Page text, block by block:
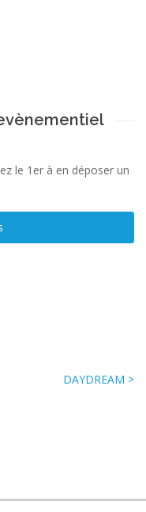
le 1er à en déposer un
DAYDREAM >